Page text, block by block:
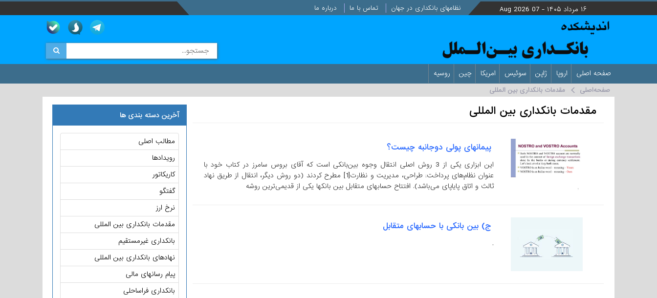
۱۶ مرداد ۱۴۰۵ - 07 Aug 2026 نظامهای بانکداری در جهان تماس با ما درباره ما
صفحه اصلی اروپا ژاپن سوئیس امریکا چین روسیه
صفحه‌اصلی مقدمات بانکداری بین المللی
مقدمات بانکداری بین المللی
پیمانهای پولی دوجانبه چیست؟
این ابزاری یکی از 3 روش اصلی انتقال وجوه بین‌بانکی است که آقای بروس سامرز در کتاب خود با
عنوان نظام‌های پرداخت: طراحی، مدیریت و نظارت[1] مطرح کردند (دو روش دیگر، انتقال از طریق نهاد
ثالث و اتاق پایاپای می‌باشد). افتتاح حسابهای متقابل بین بانکها یکی از قدیمی‌ترین روشه
ج) بین بانکی با حسابهای متقابل
.
آخرین دسته بندی ها
مطالب اصلی
رویدادها
کاریکاتور
گفتگو
نرخ ارز
مقدمات بانکداری بین المللی
بانکداری غیرمستقیم
نهادهای بانکداری بین المللی
پیام رسانهای مالی
بانکداری فراساحلی